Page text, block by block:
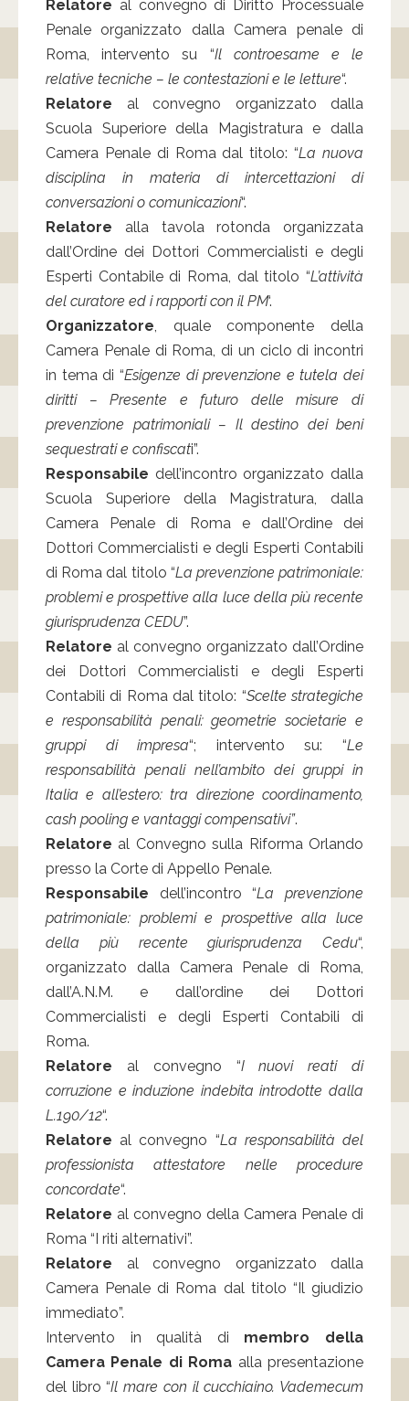
Relatore al convegno di Diritto Processuale
Penale organizzato dalla Camera penale di
Roma, intervento su “Il controesame e le
relative tecniche – le contestazioni e le letture“.
Relatore al convegno organizzato dalla
Scuola Superiore della Magistratura e dalla
Camera Penale di Roma dal titolo: “La nuova
disciplina in materia di intercettazioni di
conversazioni o comunicazioni“.
Relatore alla tavola rotonda organizzata
dall’Ordine dei Dottori Commercialisti e degli
Esperti Contabile di Roma, dal titolo “L’attività
del curatore ed i rapporti con il PM‘.
Organizzatore, quale componente della
Camera Penale di Roma, di un ciclo di incontri
in tema di “Esigenze di prevenzione e tutela dei
diritti – Presente e futuro delle misure di
prevenzione patrimoniali – Il destino dei beni
sequestrati e confiscati”.
Responsabile dell’incontro organizzato dalla
Scuola Superiore della Magistratura, dalla
Camera Penale di Roma e dall’Ordine dei
Dottori Commercialisti e degli Esperti Contabili
di Roma dal titolo “La prevenzione patrimoniale:
problemi e prospettive alla luce della più recente
giurisprudenza CEDU”.
Relatore al convegno organizzato dall’Ordine
dei Dottori Commercialisti e degli Esperti
Contabili di Roma dal titolo: “Scelte strategiche
e responsabilità penali: geometrie societarie e
gruppi di impresa“; intervento su: “Le
responsabilità penali nell’ambito dei gruppi in
Italia e all’estero: tra direzione coordinamento,
cash pooling e vantaggi compensativi”.
Relatore al Convegno sulla Riforma Orlando
presso la Corte di Appello Penale.
Responsabile dell’incontro “La prevenzione
patrimoniale: problemi e prospettive alla luce
della più recente giurisprudenza Cedu“,
organizzato dalla Camera Penale di Roma,
dall’A.N.M. e dall’ordine dei Dottori
Commercialisti e degli Esperti Contabili di
Roma.
Relatore al convegno “I nuovi reati di
corruzione e induzione indebita introdotte dalla
L.190/12“.
Relatore al convegno “La responsabilità del
professionista attestatore nelle procedure
concordate“.
Relatore al convegno della Camera Penale di
Roma “I riti alternativi”.
Relatore al convegno organizzato dalla
Camera Penale di Roma dal titolo “Il giudizio
immediato”.
Intervento in qualità di membro della
Camera Penale di Roma alla presentazione
del libro “Il mare con il cucchiaino. Vademecum